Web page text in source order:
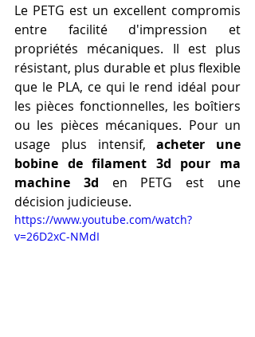
Le PETG est un excellent compromis
entre facilité d'impression et
propriétés mécaniques. Il est plus
résistant, plus durable et plus flexible
que le PLA, ce qui le rend idéal pour
les pièces fonctionnelles, les boîtiers
ou les pièces mécaniques. Pour un
usage plus intensif, acheter une
bobine de filament 3d pour ma
machine 3d en PETG est une
décision judicieuse.
https://www.youtube.com/watch?
v=26D2xC-NMdI